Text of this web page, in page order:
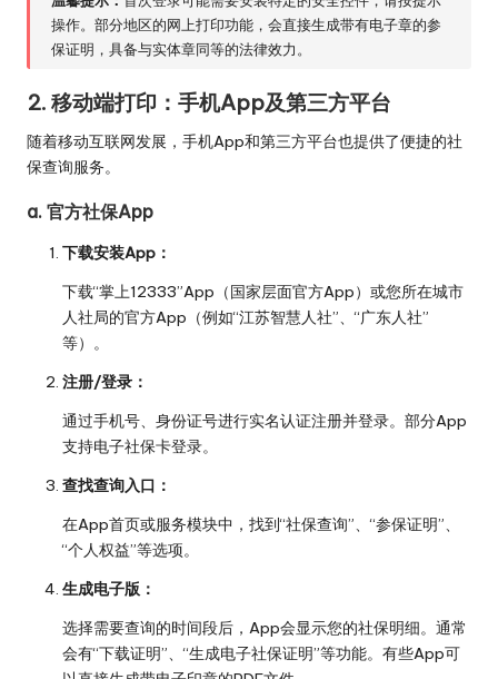
操作。部分地区的网上打印功能，会直接生成带有电子章的参
保证明，具备与实体章同等的法律效力。
2. 移动端打印：手机App及第三方平台
随着移动互联网发展，手机App和第三方平台也提供了便捷的社
保查询服务。
a. 官方社保App
下载安装App：
下载“掌上12333”App（国家层面官方App）或您所在城市
人社局的官方App（例如“江苏智慧人社”、“广东人社”
等）。
注册/登录：
通过手机号、身份证号进行实名认证注册并登录。部分App
支持电子社保卡登录。
查找查询入口：
在App首页或服务模块中，找到“社保查询”、“参保证明”、
“个人权益”等选项。
生成电子版：
选择需要查询的时间段后，App会显示您的社保明细。通常
会有“下载证明”、“生成电子社保证明”等功能。有些App可